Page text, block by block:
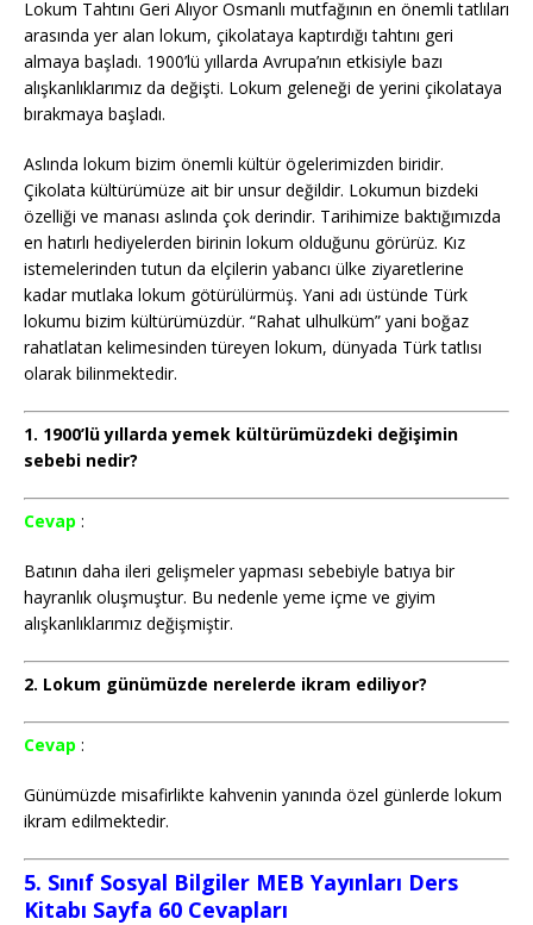
Lokum Tahtını Geri Alıyor Osmanlı mutfağının en önemli tatlıları
arasında yer alan lokum, çikolataya kaptırdığı tahtını geri
almaya başladı. 1900’lü yıllarda Avrupa’nın etkisiyle bazı
alışkanlıklarımız da değişti. Lokum geleneği de yerini çikolataya
bırakmaya başladı.
Aslında lokum bizim önemli kültür ögelerimizden biridir.
Çikolata kültürümüze ait bir unsur değildir. Lokumun bizdeki
özelliği ve manası aslında çok derindir. Tarihimize baktığımızda
en hatırlı hediyelerden birinin lokum olduğunu görürüz. Kız
istemelerinden tutun da elçilerin yabancı ülke ziyaretlerine
kadar mutlaka lokum götürülürmüş. Yani adı üstünde Türk
lokumu bizim kültürümüzdür. “Rahat ulhulküm” yani boğaz
rahatlatan kelimesinden türeyen lokum, dünyada Türk tatlısı
olarak bilinmektedir.
1. 1900’lü yıllarda yemek kültürümüzdeki değişimin
sebebi nedir?
Cevap :
Batının daha ileri gelişmeler yapması sebebiyle batıya bir
hayranlık oluşmuştur. Bu nedenle yeme içme ve giyim
alışkanlıklarımız değişmiştir.
2. Lokum günümüzde nerelerde ikram ediliyor?
Cevap :
Günümüzde misafirlikte kahvenin yanında özel günlerde lokum
ikram edilmektedir.
5. Sınıf Sosyal Bilgiler MEB Yayınları Ders
Kitabı Sayfa 60 Cevapları